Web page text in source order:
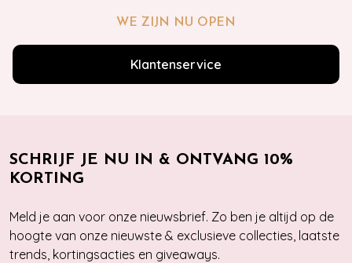
WE ZIJN NU OPEN
Klantenservice
SCHRIJF JE NU IN & ONTVANG 10%
KORTING
Meld je aan voor onze nieuwsbrief. Zo ben je altijd op de
hoogte van onze nieuwste & exclusieve collecties, laatste
trends, kortingsacties en giveaways.